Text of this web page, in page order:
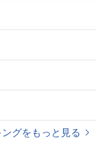
グをもっと見る